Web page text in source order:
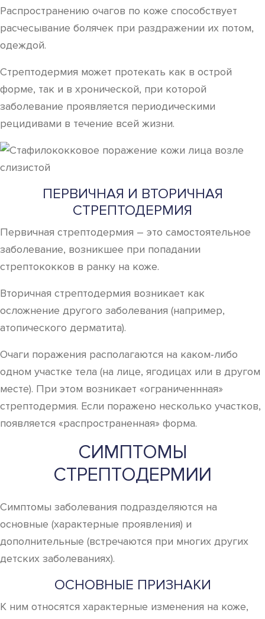
Распространению очагов по коже способствует
расчесывание болячек при раздражении их потом,
одеждой.
Стрептодермия может протекать как в острой
форме, так и в хронической, при которой
заболевание проявляется периодическими
рецидивами в течение всей жизни.
ПЕРВИЧНАЯ И ВТОРИЧНАЯ
СТРЕПТОДЕРМИЯ
Первичная стрептодермия – это самостоятельное
заболевание, возникшее при попадании
стрептококков в ранку на коже.
Вторичная стрептодермия возникает как
осложнение другого заболевания (например,
атопического дерматита).
Очаги поражения располагаются на каком-либо
одном участке тела (на лице, ягодицах или в другом
месте). При этом возникает «ограниченнная»
стрептодермия. Если поражено несколько участков,
появляется «распространенная» форма.
СИМПТОМЫ
СТРЕПТОДЕРМИИ
Симптомы заболевания подразделяются на
основные (характерные проявления) и
дополнительные (встречаются при многих других
детских заболеваниях).
ОСНОВНЫЕ ПРИЗНАКИ
К ним относятся характерные изменения на коже,